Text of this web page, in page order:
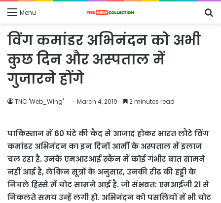
Menu
विंग कमांडर अभ‍िनंदन को अभी
कुछ दिन और अस्‍पताल में
गुजारने होंगे
TNC 'Web_Wing' March 4, 2019 2 minutes read
पाकिस्‍तान में 60 घंटे की कैद से आजाद होकर भारत लौटे विंग
कमांडर अभिनंदन का इन दिनों आर्मी के अस्‍पताल में इलाज
चल रहा है. उनके एमआरआई स्‍कैन में कोई गंभीर बात सामने
नहीं आई है, लेकिन सूत्रों के अनुसार, उनकी रीढ की हड्डी के
निचले हिस्‍से में चोट सामने आई है. जो संभवत: एमआईजी 21 से
निकलते समय उन्‍हें लगी हो. अभिनंदन को पसलियों में भी चोट